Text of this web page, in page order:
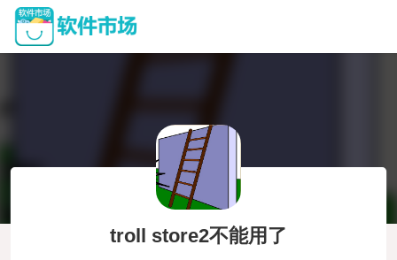
troll store2不能用了